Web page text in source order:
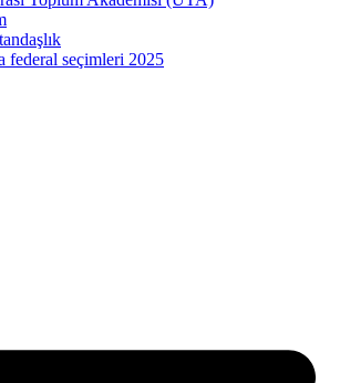
federal seçimleri 2025